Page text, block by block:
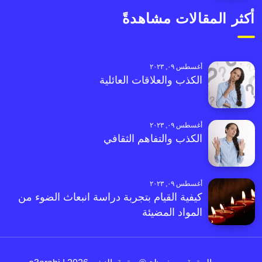
أكثر المقالات مشاهدةً
أغسطس ٠٩, ٢٠٢٣
الكذب والعلاقات العائلية
أغسطس ٠٩, ٢٠٢٣
الكذب والتفاهم الثقافي
أغسطس ٠٩, ٢٠٢٣
كيفية القيام بتجربة دراسة انبعاث الضوء من
المواد المضيئة